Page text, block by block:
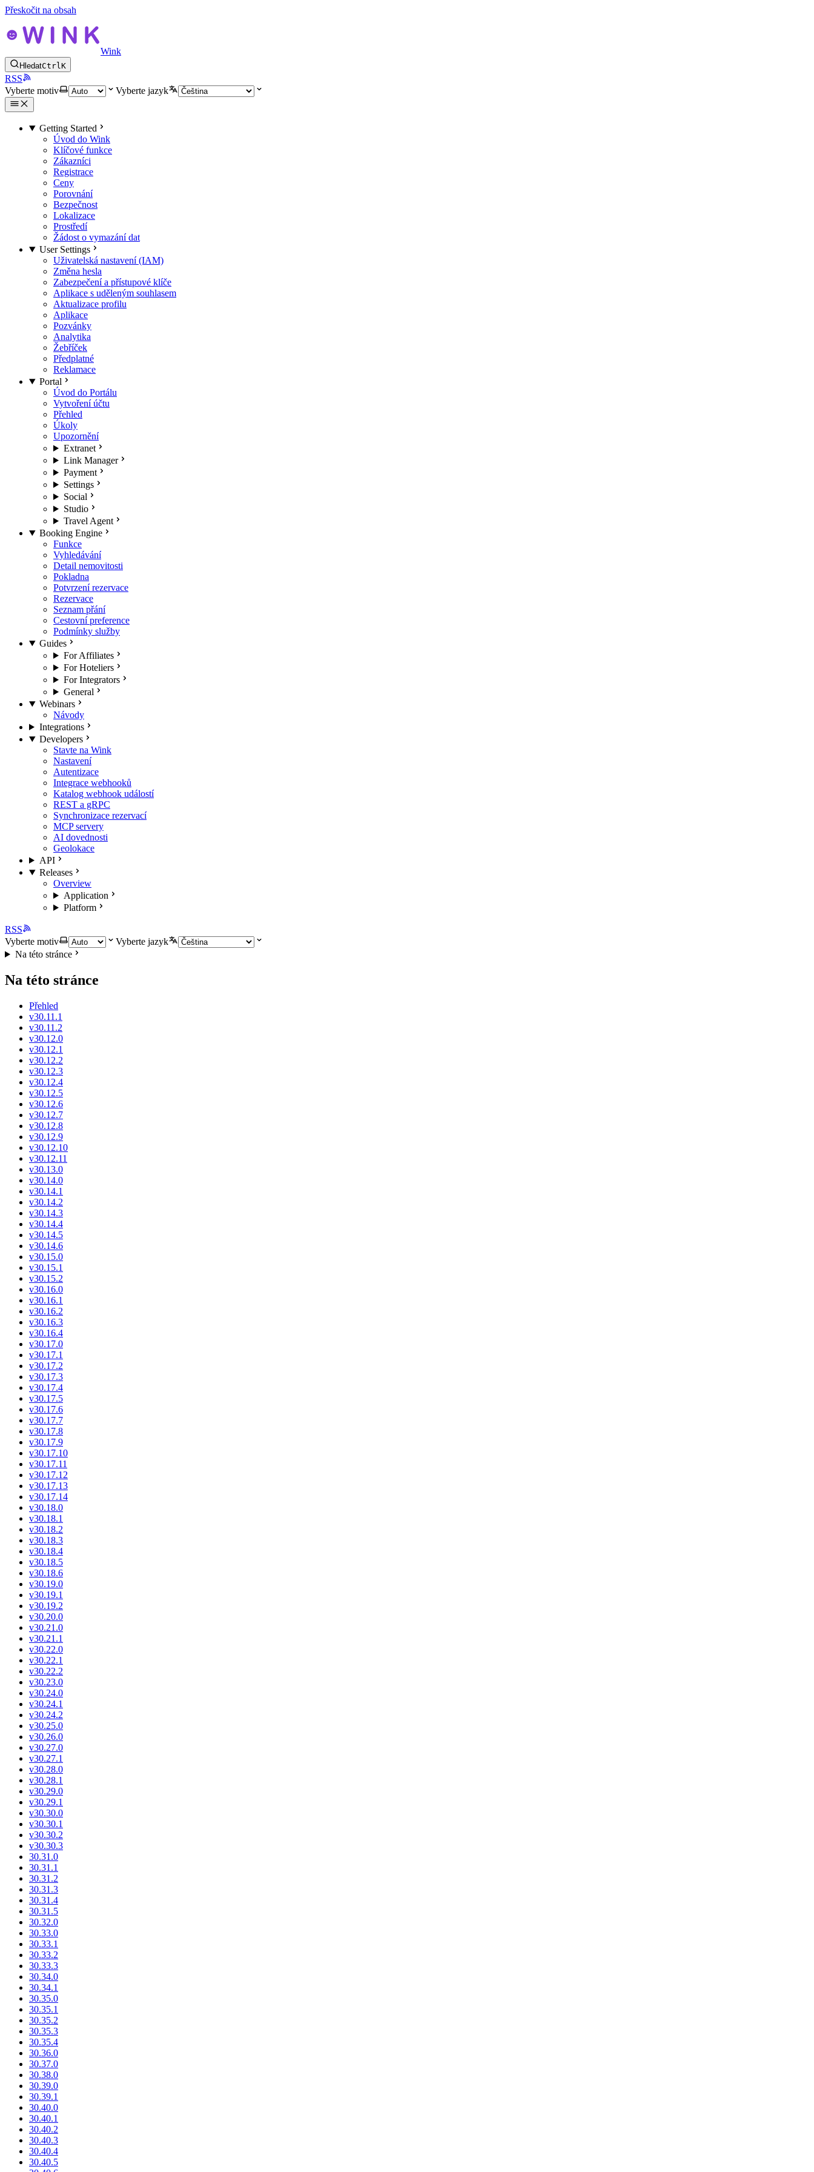
Přeskočit na obsah
Wink
HledatCtrlK
RSS
Vyberte motiv
Vyberte jazyk
Getting Started
Úvod do Wink
Klíčové funkce
Zákazníci
Registrace
Ceny
Porovnání
Bezpečnost
Lokalizace
Prostředí
Žádost o vymazání dat
User Settings
Uživatelská nastavení (IAM)
Změna hesla
Zabezpečení a přístupové klíče
Aplikace s uděleným souhlasem
Aktualizace profilu
Aplikace
Pozvánky
Analytika
Žebříček
Předplatné
Reklamace
Portal
Úvod do Portálu
Vytvoření účtu
Přehled
Úkoly
Upozornění
Extranet
Link Manager
Payment
Settings
Social
Studio
Travel Agent
Booking Engine
Funkce
Vyhledávání
Detail nemovitosti
Pokladna
Potvrzení rezervace
Rezervace
Seznam přání
Cestovní preference
Podmínky služby
Guides
For Affiliates
For Hoteliers
For Integrators
General
Webinars
Návody
Integrations
Developers
Stavte na Wink
Nastavení
Autentizace
Integrace webhooků
Katalog webhook událostí
REST a gRPC
Synchronizace rezervací
MCP servery
AI dovednosti
Geolokace
API
Releases
Overview
Application
Platform
RSS
Vyberte motiv
Vyberte jazyk
Na této stránce
Na této stránce
Přehled
v30.11.1
v30.11.2
v30.12.0
v30.12.1
v30.12.2
v30.12.3
v30.12.4
v30.12.5
v30.12.6
v30.12.7
v30.12.8
v30.12.9
v30.12.10
v30.12.11
v30.13.0
v30.14.0
v30.14.1
v30.14.2
v30.14.3
v30.14.4
v30.14.5
v30.14.6
v30.15.0
v30.15.1
v30.15.2
v30.16.0
v30.16.1
v30.16.2
v30.16.3
v30.16.4
v30.17.0
v30.17.1
v30.17.2
v30.17.3
v30.17.4
v30.17.5
v30.17.6
v30.17.7
v30.17.8
v30.17.9
v30.17.10
v30.17.11
v30.17.12
v30.17.13
v30.17.14
v30.18.0
v30.18.1
v30.18.2
v30.18.3
v30.18.4
v30.18.5
v30.18.6
v30.19.0
v30.19.1
v30.19.2
v30.20.0
v30.21.0
v30.21.1
v30.22.0
v30.22.1
v30.22.2
v30.23.0
v30.24.0
v30.24.1
v30.24.2
v30.25.0
v30.26.0
v30.27.0
v30.27.1
v30.28.0
v30.28.1
v30.29.0
v30.29.1
v30.30.0
v30.30.1
v30.30.2
v30.30.3
30.31.0
30.31.1
30.31.2
30.31.3
30.31.4
30.31.5
30.32.0
30.33.0
30.33.1
30.33.2
30.33.3
30.34.0
30.34.1
30.35.0
30.35.1
30.35.2
30.35.3
30.35.4
30.36.0
30.37.0
30.38.0
30.39.0
30.39.1
30.40.0
30.40.1
30.40.2
30.40.3
30.40.4
30.40.5